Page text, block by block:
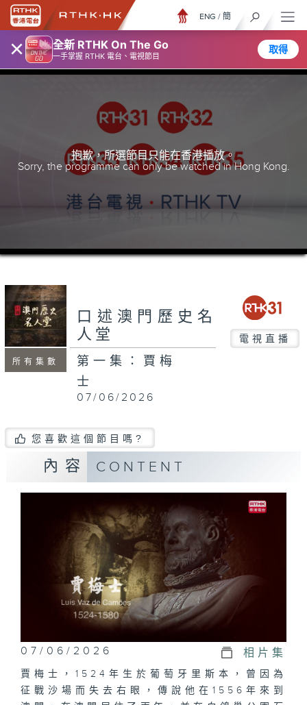
× 全新 RTHK On The Go
一手掌握 RTHK 電台、電視節目
取得
ENG / 簡
抱歉，所選節目只能在香港播放。
Sorry, the programme can only be watched in Hong Kong.
所有集數
口述澳門歷史名
人堂
電視直播
第一集：賈梅
士
07/06/2026
您喜歡這個節目嗎?
內容 CONTENT
07/06/2026 相片集
賈梅士，1524年生於葡萄牙里斯本，曾因為
征戰沙場而失去右眼，傳說他在1556年來到